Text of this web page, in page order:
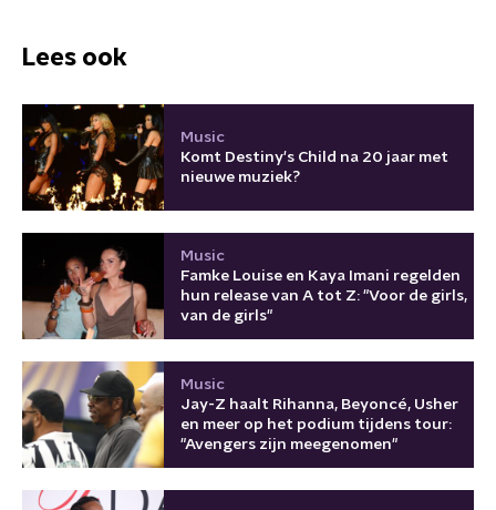
Lees ook
Music
Komt Destiny's Child na 20 jaar met
nieuwe muziek?
Music
Famke Louise en Kaya Imani regelden
hun release van A tot Z: "Voor de girls,
van de girls"
Music
Jay-Z haalt Rihanna, Beyoncé, Usher
en meer op het podium tijdens tour:
"Avengers zijn meegenomen"